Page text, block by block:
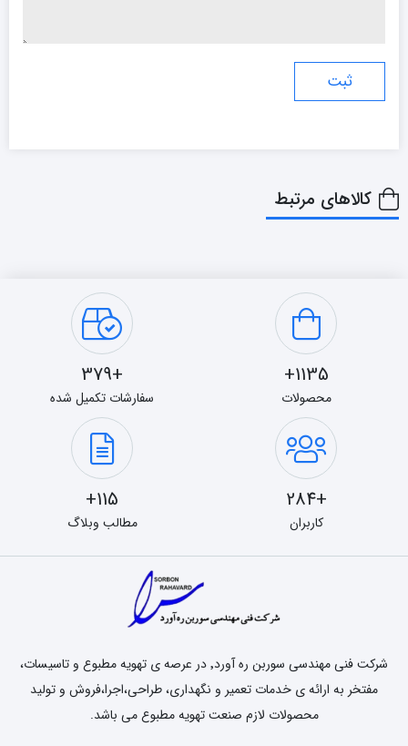
کالاهای مرتبط
1135+
محصولات
+379
سفارشات تکمیل شده
+284
کاربران
115+
مطالب وبلاگ
شرکت فنی مهندسی سوربن ره آورد٬ در عرصه ی تهویه مطبوع و تاسیسات،
مفتخر به ارائه ی خدمات تعمیر و نگهداری، طراحی،اجرا،فروش و تولید
محصولات لازم صنعت تهویه مطبوع می باشد.